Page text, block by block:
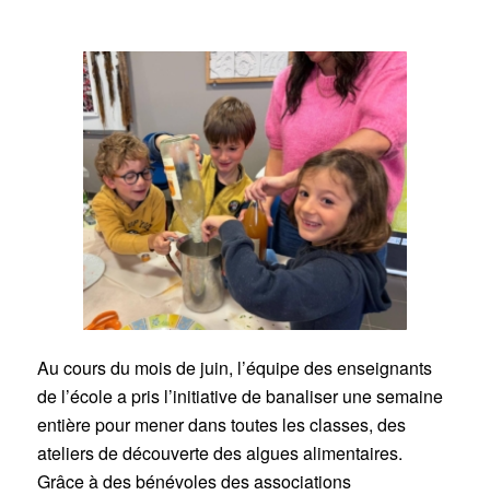
Au cours du mois de juin, l’équipe des enseignants
de l’école a pris l’initiative de banaliser une semaine
entière pour mener dans toutes les classes, des
ateliers de découverte des algues alimentaires.
Grâce à des bénévoles des associations